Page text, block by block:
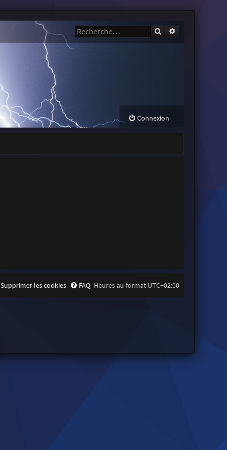
Rechercher
Connexion
Heures au format UTC+02:00
FAQ
Supprimer les cookies